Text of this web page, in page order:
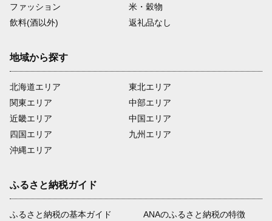
ファッション
米・穀物
飲料(酒以外)
返礼品なし
地域から探す
北海道エリア
関東エリア
近畿エリア
四国エリア
沖縄エリア
東北エリア
中部エリア
中国エリア
九州エリア
ふるさと納税ガイド
ふるさと納税の基本ガイド
ANAのふるさと納税の特徴